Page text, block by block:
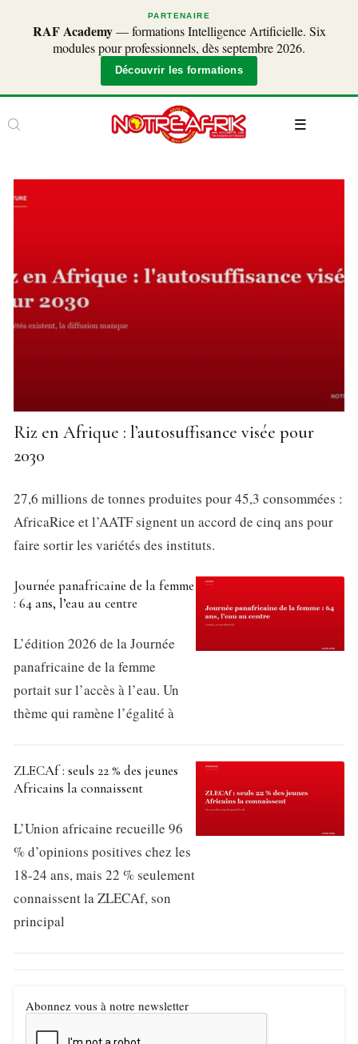
PARTENAIRE
RAF Academy— formations Intelligence Artificielle. Six
modules pour professionnels, dès septembre 2026.
Découvrir les formations
Riz en Afrique : l’autosuffisance visée pour
2030
27,6 millions de tonnes produites pour 45,3 consommées :
AfricaRice et l’AATF signent un accord de cinq ans pour
faire sortir les variétés des instituts.
Journée panafricaine de la femme
: 64 ans, l’eau au centre
L’édition 2026 de la Journée
panafricaine de la femme
portait sur l’accès à l’eau. Un
thème qui ramène l’égalité à
ZLECAf : seuls 22 % des jeunes
Africains la connaissent
L’Union africaine recueille 96
% d’opinions positives chez les
18-24 ans, mais 22 % seulement
connaissent la ZLECAf, son
principal
Abonnez vous à notre newsletter